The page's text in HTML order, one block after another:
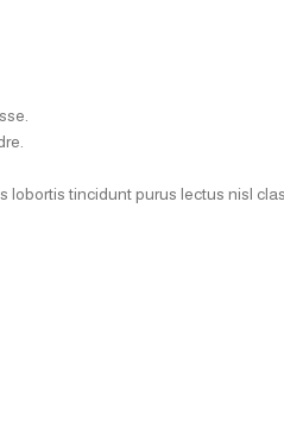
tincidunt purus lectus nisl